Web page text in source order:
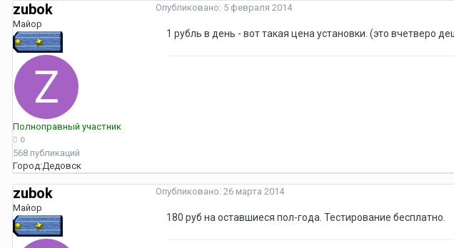
zubok
Майор
Полноправный участник
0
568 публикаций
Город:Дедовск
Опубликовано: 5 февраля 2014
1 рубль в день - вот такая цена установки. (это вчетверо
zubok
Майор
Опубликовано: 26 марта 2014
180 руб на оставшиеся пол-года. Тестирование бесплатно.